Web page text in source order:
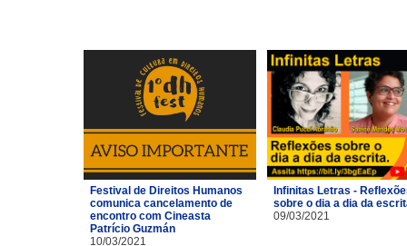
Festival de Direitos Humanos
comunica cancelamento de
encontro com Cineasta
Patrício Guzmán
10/03/2021
Infinitas Letras -
sobre o dia a dia da
09/03/2021